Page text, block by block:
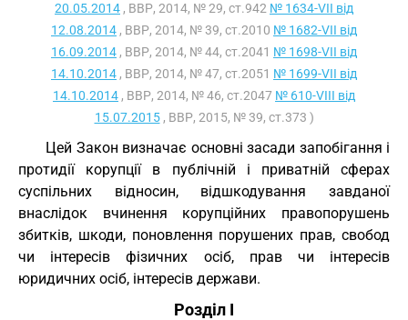
20.05.2014 , ВВР, 2014, № 29, ст.942 № 1634-VII від
12.08.2014 , ВВР, 2014, № 39, ст.2010 № 1682-VII від
16.09.2014 , ВВР, 2014, № 44, ст.2041 № 1698-VII від
14.10.2014 , ВВР, 2014, № 47, ст.2051 № 1699-VII від
14.10.2014 , ВВР, 2014, № 46, ст.2047 № 610-VIII від
15.07.2015, ВВР, 2015, № 39, ст.373 )
Цей Закон визначає основні засади запобігання і
протидії корупції в публічній і приватній сферах
суспільних відносин, відшкодування завданої
внаслідок вчинення корупційних правопорушень
збитків, шкоди, поновлення порушених прав, свобод
чи інтересів фізичних осіб, прав чи інтересів
юридичних осіб, інтересів держави.
Розділ I